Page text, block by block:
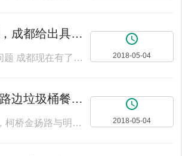
针对垃圾分类，成都给出具体方法
对于垃圾分类的问题 成都现在有了具体方法 今日下午召开的市政府常务会议，审议了一项与每个成都人都息息相关的方案——《成都市生活垃圾分类实施方案（2018—2020年）》（送审稿）（简称“实施方案”）。实施方案制定了一系列具体措施，以期到2020年！ 实施方案中明确了成都2020年生活垃圾分类工作总体目标和年度目标1. 总体目标：以可回收物、餐厨垃圾、有害垃
access_time
2018-05-04
餐厨垃圾倒进路边垃圾桶餐馆老板娘的举动“吃”到了罚款
3月9日上午，柯桥金扬路与明珠路附近的重庆老火锅老板娘看到店里的餐厨垃圾比较多，就偷偷把餐厨油污倒进了店附近的生活垃圾桶里。结果被正在巡查的区综合行政执法局执法人员发现，受到200元的处罚。无独有偶，不久前，柯桥湖西路与华宇路附近的铭汇大酒店，因私自处置餐厨垃圾也被执法人员发现。“这家酒店把每天产生的餐厨垃圾当泔水私自处理，是违法行为。”区综合行政执法局执法人员开具了行政处罚决定书，要求铭汇大
access_time
2018-05-04